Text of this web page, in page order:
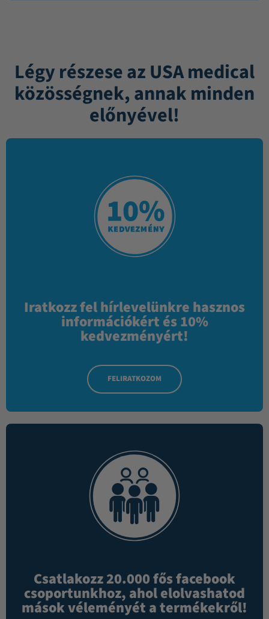
Légy részese az USA medical
közösségnek, annak minden
előnyével!
Iratkozz fel hírlevelünkre hasznos
információkért és 10%
kedvezményért!
FELIRATKOZOM
Csatlakozz 20.000 fős facebook
csoportunkhoz, ahol elolvashatod
mások véleményét a termékekről!